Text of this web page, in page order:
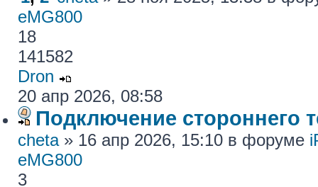
eMG800
18
141582
Dron
20 апр 2026, 08:58
Подключение стороннего
cheta» 16 апр 2026, 15:10 в форуме
eMG800
3